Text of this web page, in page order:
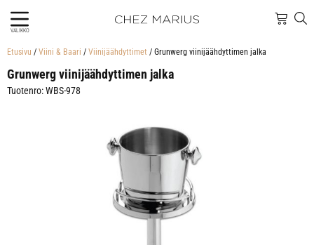
VALIKKO
Etusivu / Viini & Baari / Viinijäähdyttimet / Grunwerg viinijäähdyttimen jalka
Grunwerg viinijäähdyttimen jalka
Tuotenro: WBS-978